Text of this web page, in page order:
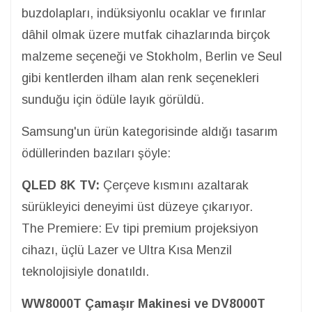
buzdolapları, indüksiyonlu ocaklar ve fırınlar
dâhil olmak üzere mutfak cihazlarında birçok
malzeme seçeneği ve Stokholm, Berlin ve Seul
gibi kentlerden ilham alan renk seçenekleri
sunduğu için ödüle layık görüldü.
Samsung'un ürün kategorisinde aldığı tasarım
ödüllerinden bazıları şöyle:
QLED 8K TV: Çerçeve kısmını azaltarak
sürükleyici deneyimi üst düzeye çıkarıyor.
The Premiere: Ev tipi premium projeksiyon
cihazı, üçlü Lazer ve Ultra Kısa Menzil
teknolojisiyle donatıldı.
WW8000T Çamaşır Makinesi ve DV8000T